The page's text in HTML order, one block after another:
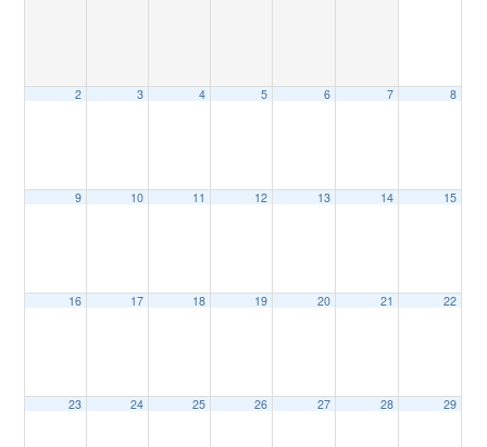
2 3 4 5 6 7 8
9 10 11 12 13 14 15
16 17 18 19 20 21 22
23 24 25 26 27 28 29